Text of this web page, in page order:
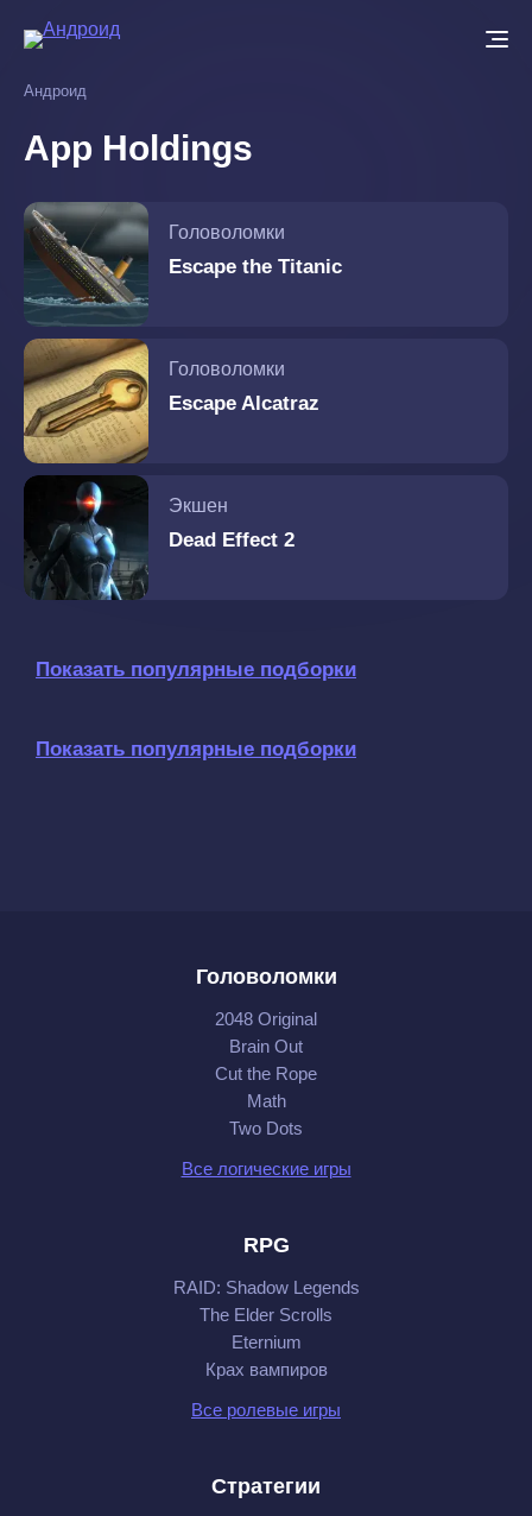
основному
Андроид
App Holdings
Головоломки
Escape the Titanic
Головоломки
Escape Alcatraz
Экшен
Dead Effect 2
Показать популярные подборки
Показать популярные подборки
Головоломки
2048 Original
Brain Out
Cut the Rope
Math
Two Dots
Все логические игры
RPG
RAID: Shadow Legends
The Elder Scrolls
Eternium
Крах вампиров
Все ролевые игры
Стратегии